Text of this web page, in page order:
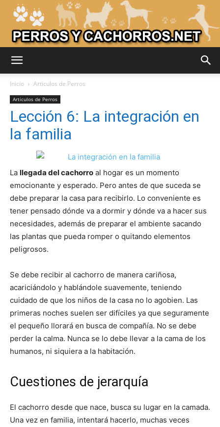
Perros
–
Razas
Perros
Fotos
de
Inicio Articulos de Perros
Articulos de Perros
Lección 6: La integración en
la familia
La llegada del cachorro al hogar es un momento
emocionante y esperado. Pero antes de que suceda se
debe preparar la casa para recibirlo. Lo conveniente es
tener pensado dónde va a dormir y dónde va a hacer sus
necesidades, además de preparar el ambiente sacando
las plantas que pueda romper o quitando elementos
peligrosos.
Se debe recibir al cachorro de manera cariñosa,
acariciándolo y hablándole suavemente, teniendo
cuidado de que los niños de la casa no lo agobien. Las
primeras noches suelen ser difíciles ya que seguramente
el pequeño llorará en busca de compañía. No se debe
perder la calma. Nunca se lo debe llevar a la cama de los
humanos, ni siquiera a la habitación.
Cuestiones de jerarquía
El cachorro desde que nace, busca su lugar en la camada.
Una vez en familia, intentará hacerlo, muchas veces